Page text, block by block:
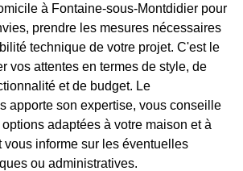
à Fontaine-sous-Montdidier pour
prendre les mesures nécessaires
technique de votre projet. C'est le
vos attentes en termes de style, de
et de budget. Le
apporte son expertise, vous conseille
adaptées à votre maison et à
vous informe sur les éventuelles
ou administratives.